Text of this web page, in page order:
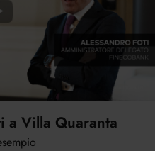
a Villa Quaranta